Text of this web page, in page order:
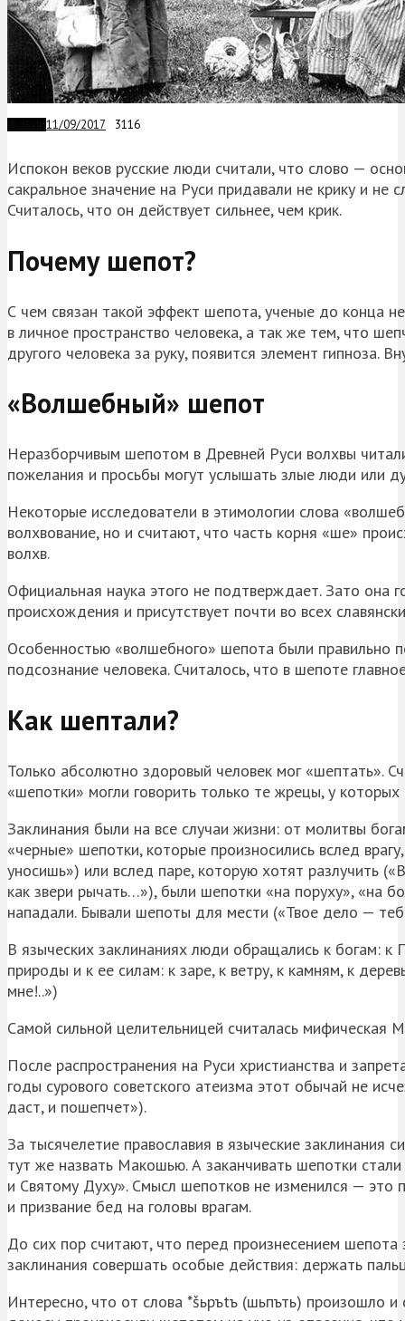
11/09/2017 3116
Испокон веков русские люди считали, что слово —
сакральное значение на Руси придавали не крику и
Считалось, что он действует сильнее, чем крик.
Почему шепот?
С чем связан такой эффект шепота, ученые до конца
в личное пространство человека, а так же тем, что
другого человека за руку, появится элемент гипноза.
«Волшебный» шепот
Неразборчивым шепотом в Древней Руси волхвы
пожелания и просьбы могут услышать злые люди или
Некоторые исследователи в этимологии слова
волхвование, но и считают, что часть корня «ше»
волхв.
Официальная наука этого не подтверждает. Зато она
происхождения и присутствует почти во всех
Особенностью «волшебного» шепота были правильно
подсознание человека. Считалось, что в шепоте
Как шептали?
Только абсолютно здоровый человек мог «шептать».
«шепотки» могли говорить только те жрецы, у которых
Заклинания были на все случаи жизни: от молитвы
«черные» шепотки, которые произносились вслед
уносишь») или вслед паре, которую хотят разлучить
как звери рычать…»), были шепотки «на поруху», «на
нападали. Бывали шепоты для мести («Твое дело —
В языческих заклинаниях люди обращались к богам: к
природы и к ее силам: к заре, к ветру, к камням, к
мне!..»)
Самой сильной целительницей считалась мифическая
После распространения на Руси христианства и
годы сурового советского атеизма этот обычай не
даст, и пошепчет»).
За тысячелетие православия в языческие заклинания
тут же назвать Макошью. А заканчивать шепотки
и Святому Духу». Смысл шепотков не изменился — это
и призвание бед на головы врагам.
До сих пор считают, что перед произнесением шепота
заклинания совершать особые действия: держать
Интересно, что от слова *šьръtъ (шьпъть) произошло